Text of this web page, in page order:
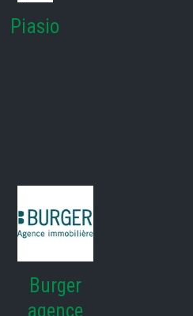
Piasio
Burger
agence